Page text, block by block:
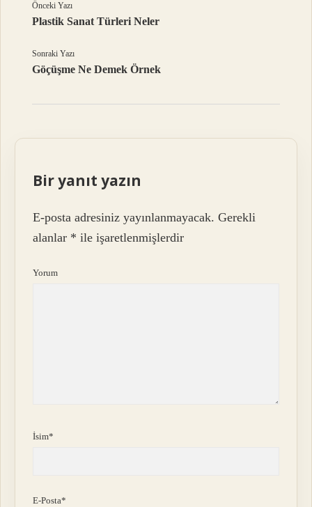
Önceki Yazı
Plastik Sanat Türleri Neler
Sonraki Yazı
Göçüşme Ne Demek Örnek
Bir yanıt yazın
E-posta adresiniz yayınlanmayacak. Gerekli
alanlar * ile işaretlenmişlerdir
Yorum
İsim*
E-Posta*